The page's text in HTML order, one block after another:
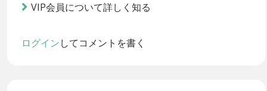
VIP会員について詳しく知る
ログインしてコメントを書く